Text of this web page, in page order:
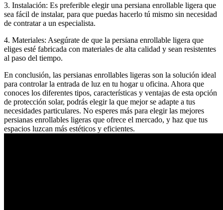
3. Instalación: Es preferible elegir una persiana enrollable ligera que
sea fácil de instalar, para que puedas hacerlo tú mismo sin necesidad
de contratar a un especialista.
4. Materiales: Asegúrate de que la persiana enrollable ligera que
eliges esté fabricada con materiales de alta calidad y sean resistentes
al paso del tiempo.
En conclusión, las persianas enrollables ligeras son la solución ideal
para controlar la entrada de luz en tu hogar u oficina. Ahora que
conoces los diferentes tipos, características y ventajas de esta opción
de protección solar, podrás elegir la que mejor se adapte a tus
necesidades particulares. No esperes más para elegir las mejores
persianas enrollables ligeras que ofrece el mercado, y haz que tus
espacios luzcan más estéticos y eficientes.